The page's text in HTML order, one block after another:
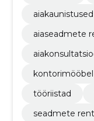
aiakaunistused
aiaseadmete
kontorimööbel
tööriistad
seadmete